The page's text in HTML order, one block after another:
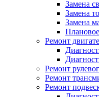
Замена
Замена
Замена
Ремонт
Ремонт
Ремонт
Ремонт